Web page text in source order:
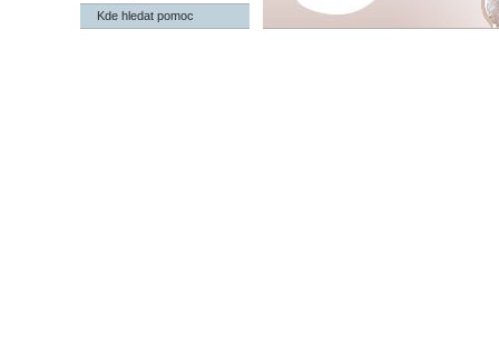
Kde hledat pomoc